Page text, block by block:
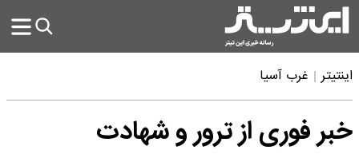
اینتیتر غرب آسیا
خبر فوری از ترور و شهادت